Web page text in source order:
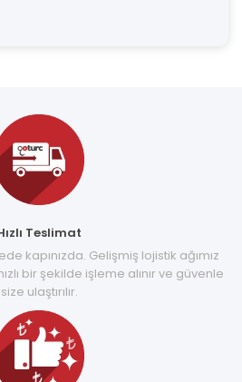
Teslimat
kapınızda. Gelişmiş lojistik ağımız
bir şekilde işleme alınır ve güvenle
size ulaştırılır.